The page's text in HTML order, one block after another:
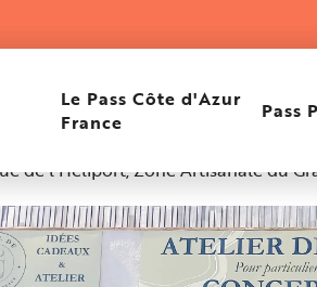
Le Pass Côte d'Azur
France
Pass
de broderie -
de l'Héliport, Zone Artisanale du